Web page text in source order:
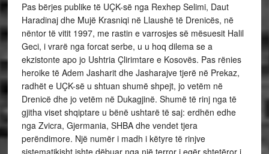
Pas bërjes publike të UÇK-së nga Rexhep Selimi, Daut
Haradinaj dhe Mujë Krasniqi në Llaushë të Drenicës, në
nëntor të vitit 1997, me rastin e varrosjes së mësuesit Halil
Geci, i vrarë nga forcat serbe, u u hoq dilema se a
ekzistonte apo jo Ushtria Çlirimtare e Kosovës. Pas rënies
heroike të Adem Jasharit dhe Jasharajve tjerë në Prekaz,
radhët e UÇK-së u shtuan shumë shpejt, jo vetëm në
Drenicë dhe jo vetëm në Dukagjinë. Shumë të rinj nga të
gjitha viset shqiptare u bënë ushtarë të saj: erdhën edhe
nga Zvicra, Gjermania, SHBA dhe vendet tjera
perëndimore. Një numër i madh i këtyre të rinjve
sistematikisht ishte dëbuar nga një terror i egër shtetëror i